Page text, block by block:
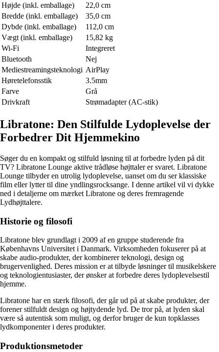
Højde (inkl. emballage)
22,0 cm
Bredde (inkl. emballage)
35,0 cm
Dybde (inkl. emballage)
112,0 cm
Vægt (inkl. emballage)
15,82 kg
Wi-Fi
Integreret
Bluetooth
Nej
Mediestreamingsteknologi AirPlay
Høretelefonsstik
3.5mm
Farve
Grå
Drivkraft
Strømadapter (AC-stik)
Libratone: Den Stilfulde Lydoplevelse der
Forbedrer Dit Hjemmekino
Søger du en kompakt og stilfuld løsning til at forbedre lyden på dit
TV? Libratone Lounge aktive trådløse højttaler er svaret. Libratone
Lounge tilbyder en utrolig lydoplevelse, uanset om du ser klassiske
film eller lytter til dine yndlingsrocksange. I denne artikel vil vi dykke
ned i detaljerne om mærket Libratone og deres fremragende
Lydhøjttalere.
Historie og filosofi
Libratone blev grundlagt i 2009 af en gruppe studerende fra
Københavns Universitet i Danmark. Virksomheden fokuserer på at
skabe audio-produkter, der kombinerer teknologi, design og
brugervenlighed. Deres mission er at tilbyde løsninger til musikelskere
og teknologientusiaster, der ønsker at forbedre deres lydoplevelsestil
hjemme.
Libratone har en stærk filosofi, der går ud på at skabe produkter, der
forener stilfuldt design og højtydende lyd. De tror på, at lyden skal
være så autentisk som muligt, og derfor bruger de kun topklasses
lydkomponenter i deres produkter.
Produktionsmetoder